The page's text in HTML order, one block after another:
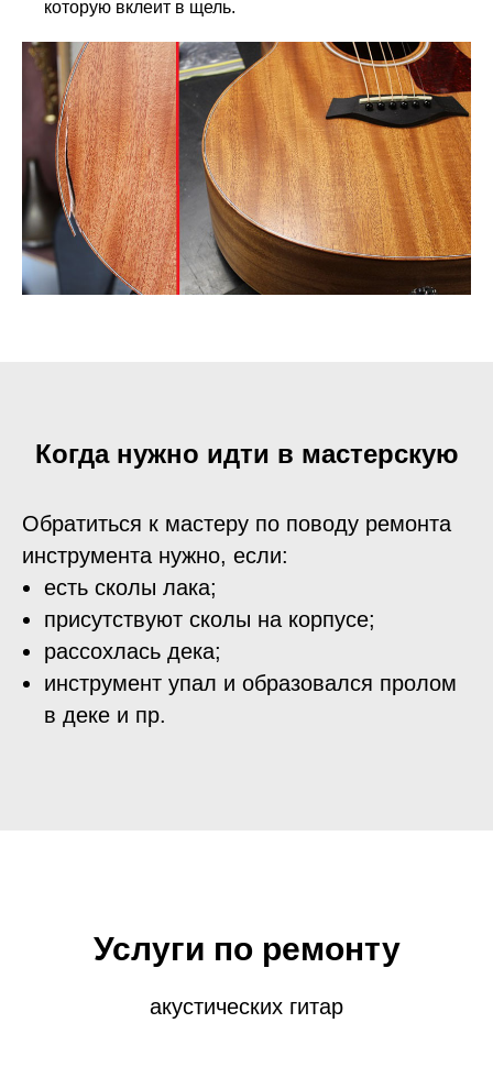
которую вклеит в щель.
Когда нужно идти в мастерскую
Обратиться к мастеру по поводу ремонта
инструмента нужно, если:
есть сколы лака;
присутствуют сколы на корпусе;
рассохлась дека;
инструмент упал и образовался пролом
в деке и пр.
Услуги по ремонту
акустических гитар